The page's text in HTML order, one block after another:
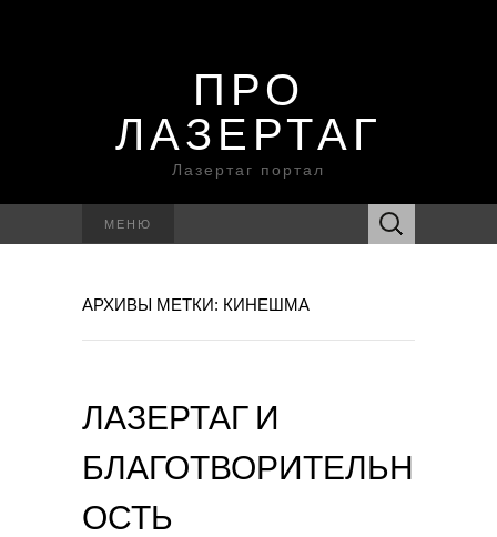
ПРО
ЛАЗЕРТАГ
Лазертаг портал
МЕНЮ Найти:
АРХИВЫ МЕТКИ: КИНЕШМА
ЛАЗЕРТАГ И
БЛАГОТВОРИТЕЛЬН
ОСТЬ